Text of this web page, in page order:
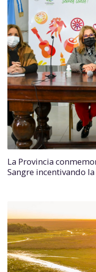
La Provincia
Sangre incentivando